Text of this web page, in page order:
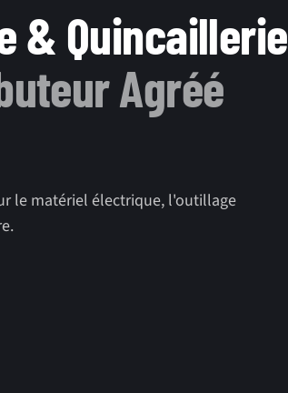
& Quincaillerie
Agréé
le matériel électrique, l'outillage